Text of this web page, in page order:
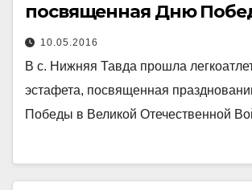
посвященная Дню
10.05.2016
В с. Нижняя Тавда прошла
эстафета, посвященная
Победы в Великой Отечественной